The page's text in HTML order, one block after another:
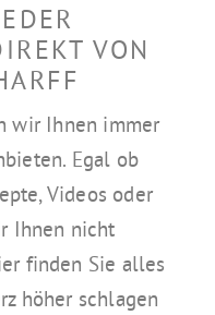
VON
wir Ihnen immer
Egal ob
Videos oder
Ihnen nicht
finden Sie alles
höher schlagen